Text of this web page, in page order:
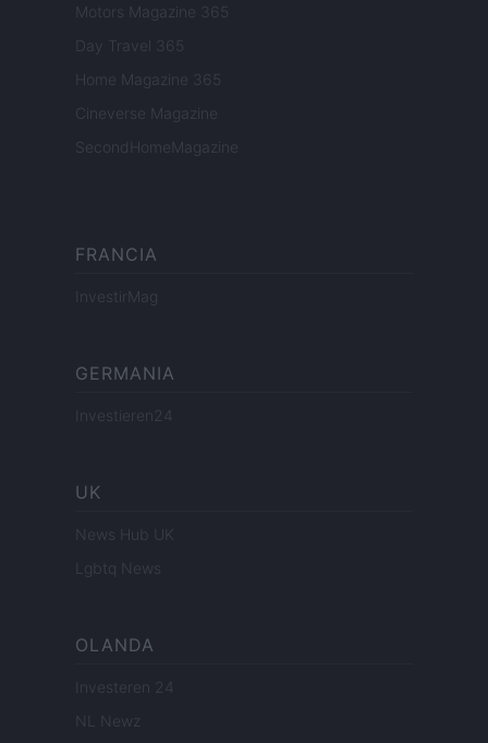
Motors Magazine 365
Day Travel 365
Home Magazine 365
Cineverse Magazine
SecondHomeMagazine
FRANCIA
InvestirMag
GERMANIA
Investieren24
UK
News Hub UK
Lgbtq News
OLANDA
Investeren 24
NL Newz